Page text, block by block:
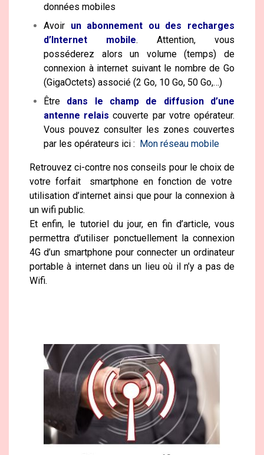
données mobiles
Avoir un abonnement ou des recharges
d’Internet mobile. Attention, vous
posséderez alors un volume (temps) de
connexion à internet suivant le nombre de Go
(GigaOctets) associé (2 Go, 10 Go, 50 Go,…)
Être dans le champ de diffusion d’une
antenne relais couverte par votre opérateur.
Vous pouvez consulter les zones couvertes
par les opérateurs ici :
Mon réseau mobile
Retrouvez ci-contre nos conseils pour le choix de
votre forfait smartphone en fonction de votre
utilisation d’internet ainsi que pour la connexion à
un wifi public.
Et enfin, le tutoriel du jour, en fin d’article, vous
permettra d’utiliser ponctuellement la connexion
4G d’un smartphone pour connecter un ordinateur
portable à internet dans un lieu où il n’y a pas de
Wifi.